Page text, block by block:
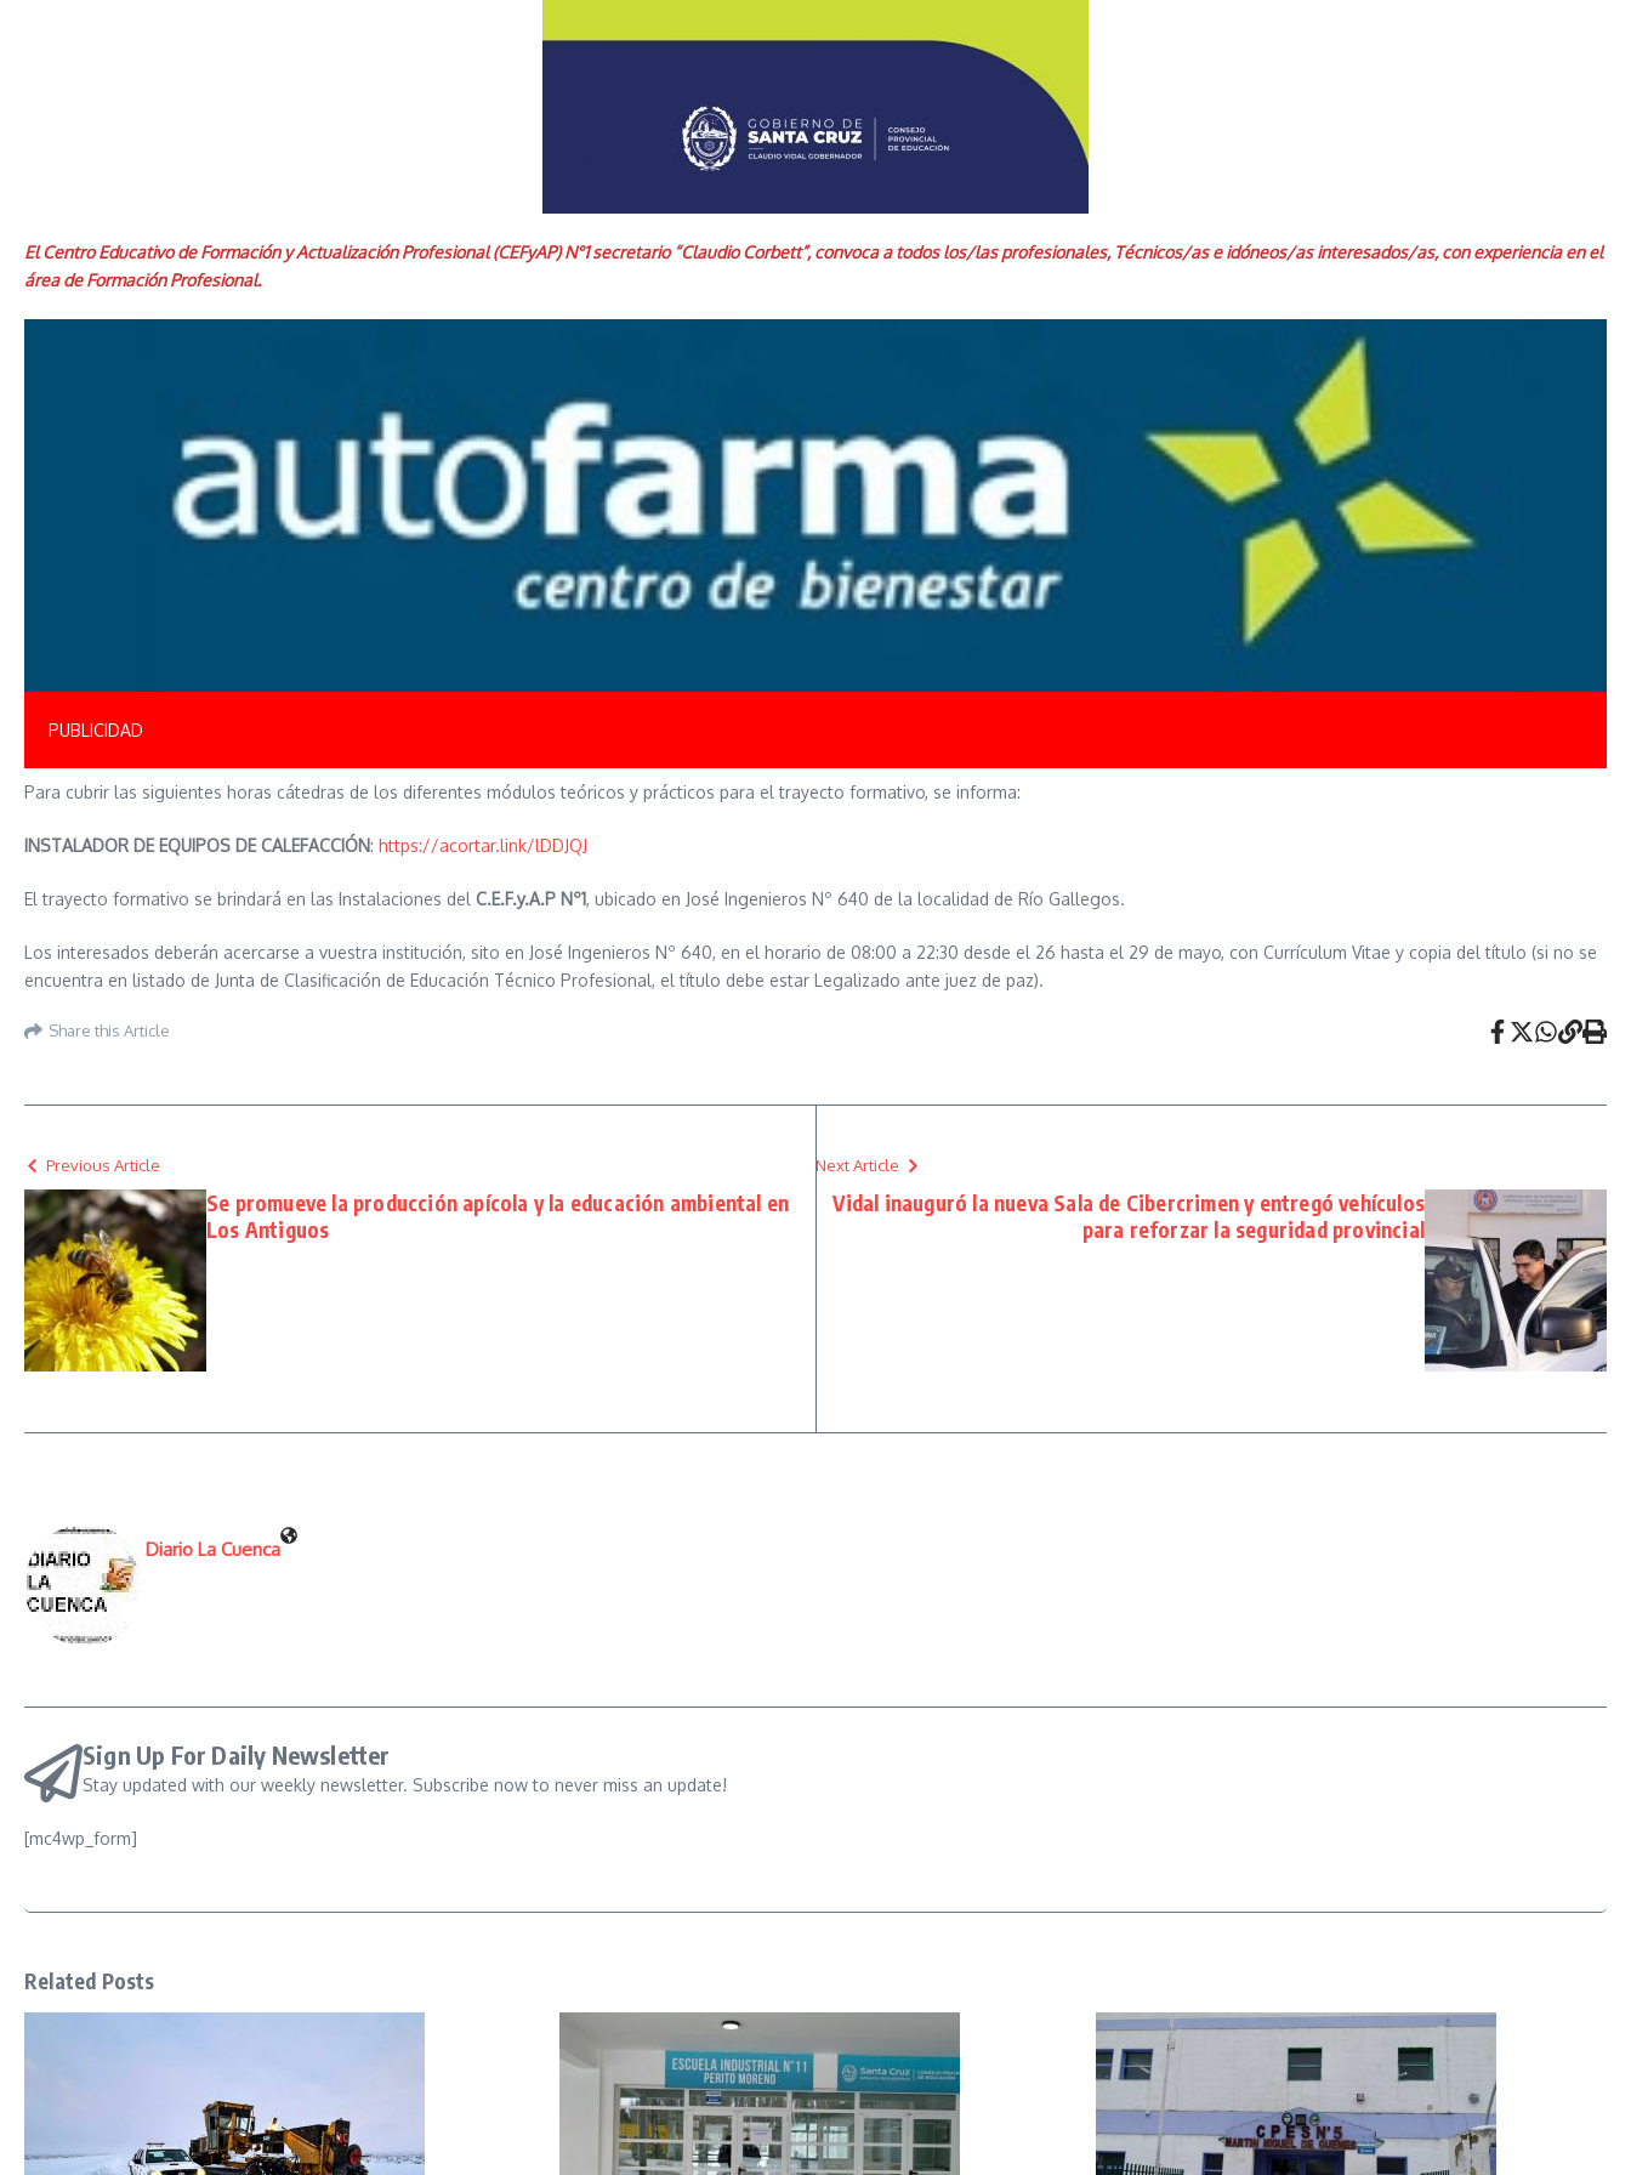
El Centro Educativo de Formación y Actualización Profesional (CEFyAP) N°1 secretario “Claudio Corbett”, convoca a todos los/las profesionales, Técnicos/as e idóneos/as interesados/as, con experiencia en el
área de Formación Profesional.
PUBLICIDAD
Para cubrir las siguientes horas cátedras de los diferentes módulos teóricos y prácticos para el trayecto formativo, se informa:
INSTALADOR DE EQUIPOS DE CALEFACCIÓN: https://acortar.link/lDDJQJ
El trayecto formativo se brindará en las Instalaciones del C.E.F.y.A.P Nº1, ubicado en José Ingenieros Nº 640 de la localidad de Río Gallegos.
Los interesados deberán acercarse a vuestra institución, sito en José Ingenieros Nº 640, en el horario de 08:00 a 22:30 desde el 26 hasta el 29 de mayo, con Currículum Vitae y copia del título (si no se
encuentra en listado de Junta de Clasificación de Educación Técnico Profesional, el título debe estar Legalizado ante juez de paz).
Share this Article
Previous Article
Se promueve la producción apícola y la educación ambiental en
Los Antiguos
Next Article
Vidal inauguró la nueva Sala de Cibercrimen y entregó vehículos
para reforzar la seguridad provincial
Diario La Cuenca
Sign Up For Daily Newsletter
Stay updated with our weekly newsletter. Subscribe now to never miss an update!
[mc4wp_form]
Related Posts